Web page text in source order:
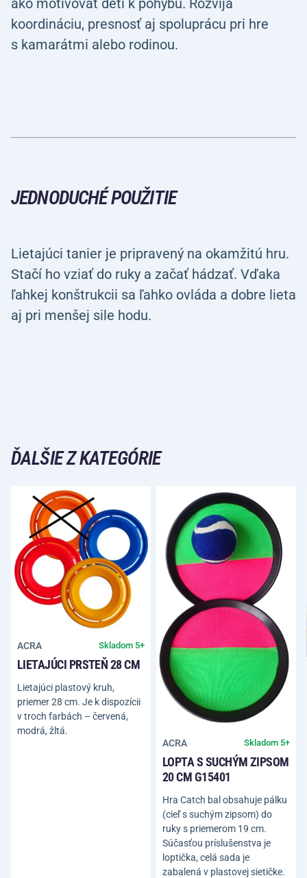
ako motivovať deti k pohybu. Rozvíja
koordináciu, presnosť aj spoluprácu pri hre
s kamarátmi alebo rodinou.
JEDNODUCHÉ POUŽITIE
Lietajúci tanier je pripravený na okamžitú hru.
Stačí ho vziať do ruky a začať hádzať. Vďaka
ľahkej konštrukcii sa ľahko ovláda a dobre lieta
aj pri menšej sile hodu.
ĎALŠIE Z KATEGÓRIE
ACRA Skladom 5+
LIETAJÚCI PRSTEŇ 28 CM
Lietajúci plastový kruh,
priemer 28 cm. Je k dispozícii
v troch farbách – červená,
modrá, žltá.
ACRA Skladom 5+
LOPTA S SUCHÝM ZIPSOM
20 CM G15401
Hra Catch bal obsahuje pálku
(cieľ s suchým zipsom) do
ruky s priemerom 19 cm.
Súčasťou príslušenstva je
loptička, celá sada je
zabalená v plastovej sietičke.